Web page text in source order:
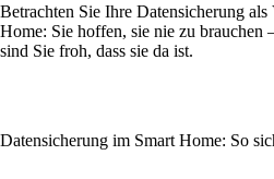
Betrachten Sie Ihre Datensicherung
Home: Sie hoffen, sie nie zu brauchen
sind Sie froh, dass sie da ist.
Datensicherung im Smart Home: So